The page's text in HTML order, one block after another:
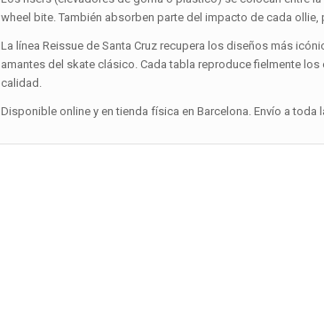
wheel bite. También absorben parte del impacto de cada
La línea Reissue de Santa Cruz recupera los diseños más
amantes del skate clásico. Cada tabla reproduce fielmente
calidad.
Disponible online y en tienda física en Barcelona. Envío a toda